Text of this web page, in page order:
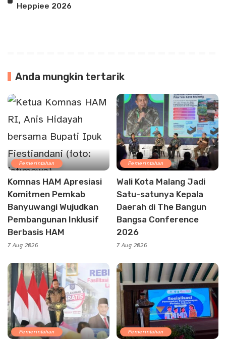
Heppiee 2026
Anda mungkin tertarik
Pemerintahan
Komnas HAM Apresiasi
Komitmen Pemkab
Banyuwangi Wujudkan
Pembangunan Inklusif
Berbasis HAM
7 Aug 2026
Pemerintahan
Wali Kota Malang Jadi
Satu-satunya Kepala
Daerah di The Bangun
Bangsa Conference
2026
7 Aug 2026
Pemerintahan Pemerintahan